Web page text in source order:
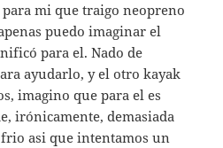
mi que traigo neopreno
puedo imaginar el
para el. Nado de
ayudarlo, y el otro kayak
imagino que para el es
irónicamente, demasiada
asi que intentamos un